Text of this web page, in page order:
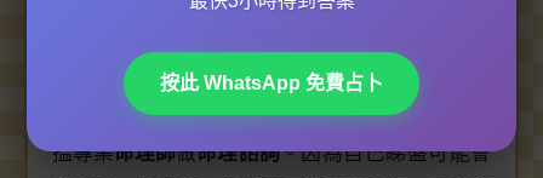
屋企擺設去化解；又或者 工作運勢
奇門遁甲擺個催官局。
當然啦，紫微鬥數精準測算要做得準，最好都係
搵專業命理師做命理諮詢。因為自己睇盤可能會
按此 WhatsApp 免費占卜